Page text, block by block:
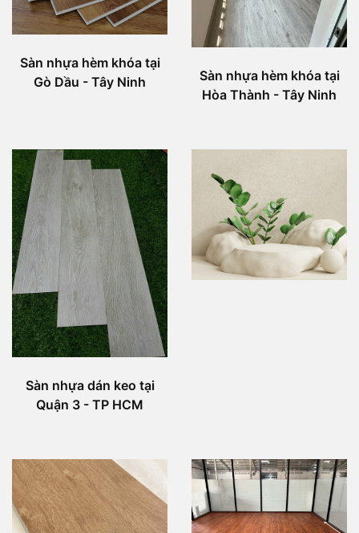
Sàn nhựa hèm khóa tại
Gò Dầu - Tây Ninh
Sàn nhựa hèm khóa tại
Hòa Thành - Tây Ninh
Sàn nhựa dán keo tại
Quận 3 - TP HCM